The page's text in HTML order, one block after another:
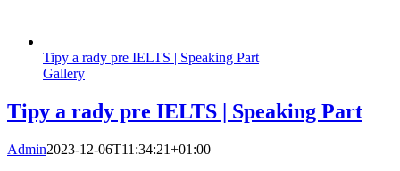
Tipy a rady pre IELTS | Speaking Part
Gallery
Tipy a rady pre IELTS | Speaking Part
Admin2023-12-06T11:34:21+01:00